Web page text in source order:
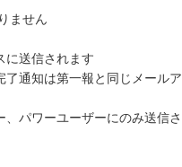
ません
に送信されます
通知は第一報と同じメールア
パワーユーザーにのみ送信さ